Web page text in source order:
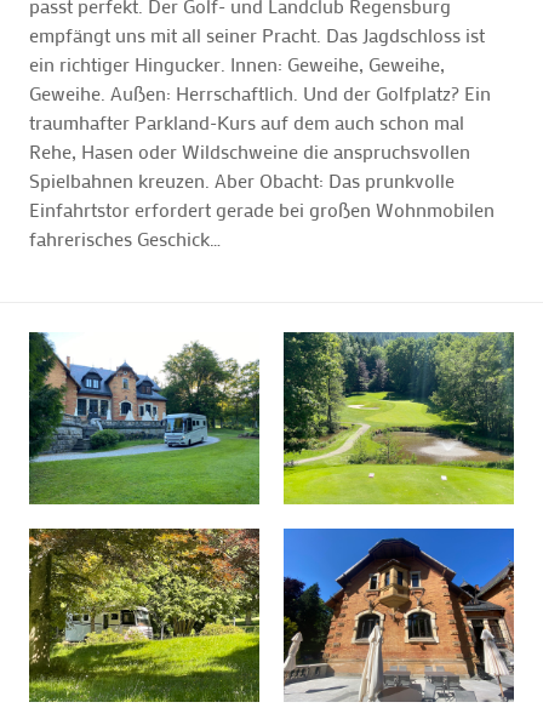
empfängt uns mit all seiner Pracht. Das Jagdschloss ist
ein richtiger Hingucker. Innen: Geweihe, Geweihe,
Geweihe. Außen: Herrschaftlich. Und der Golfplatz? Ein
traumhafter Parkland-Kurs auf dem auch schon mal
Rehe, Hasen oder Wildschweine die anspruchsvollen
Spielbahnen kreuzen. Aber Obacht: Das prunkvolle
Einfahrtstor erfordert gerade bei großen Wohnmobilen
fahrerisches Geschick…